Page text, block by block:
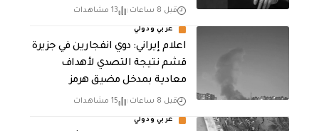
قبل 8 ساعات 13 مشاهدات
عربي ودولي
اعلام إيراني: دوي انفجارين في جزيرة
قشم نتيجة التصدي لأهداف
معادية بمدخل مضيق هرمز
قبل 8 ساعات 15 مشاهدات
عربي ودولي